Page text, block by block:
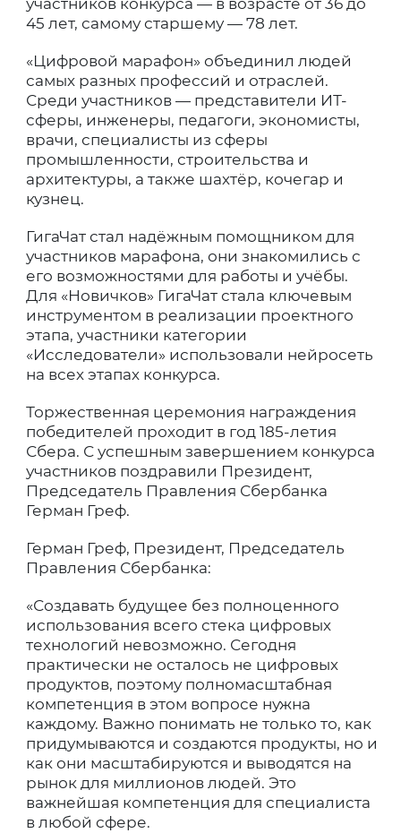
участников конкурса — в возрасте от 36 до
45 лет, самому старшему — 78 лет.
«Цифровой марафон» объединил людей
самых разных профессий и отраслей.
Среди участников — представители ИТ-
сферы, инженеры, педагоги, экономисты,
врачи, специалисты из сферы
промышленности, строительства и
архитектуры, а также шахтёр, кочегар и
кузнец.
ГигаЧат стал надёжным помощником для
участников марафона, они знакомились с
его возможностями для работы и учёбы.
Для «Новичков» ГигаЧат стала ключевым
инструментом в реализации проектного
этапа, участники категории
«Исследователи» использовали нейросеть
на всех этапах конкурса.
Торжественная церемония награждения
победителей проходит в год 185-летия
Сбера. С успешным завершением конкурса
участников поздравили Президент,
Председатель Правления Сбербанка
Герман Греф.
Герман Греф, Президент, Председатель
Правления Сбербанка:
«Создавать будущее без полноценного
использования всего стека цифровых
технологий невозможно. Сегодня
практически не осталось не цифровых
продуктов, поэтому полномасштабная
компетенция в этом вопросе нужна
каждому. Важно понимать не только то, как
придумываются и создаются продукты, но и
как они масштабируются и выводятся на
рынок для миллионов людей. Это
важнейшая компетенция для специалиста
в любой сфере.